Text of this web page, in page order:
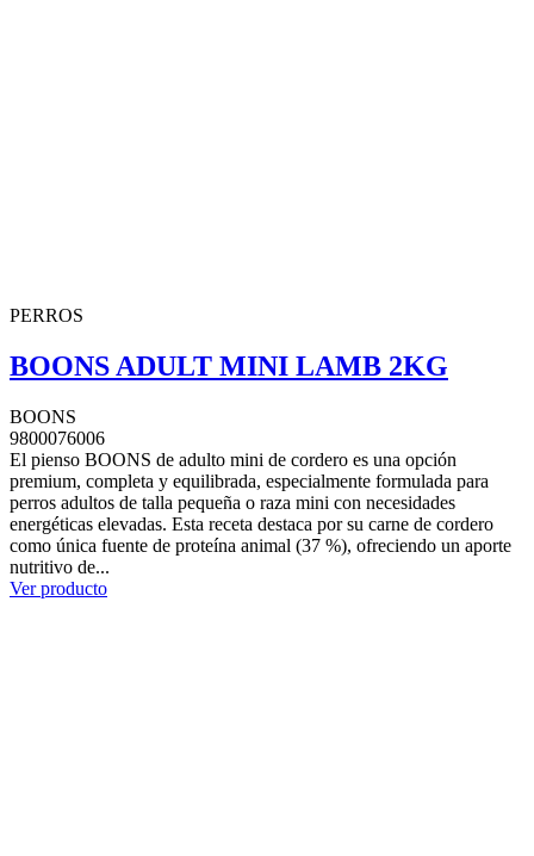
PERROS
BOONS ADULT MINI LAMB 2KG
BOONS
9800076006
El pienso BOONS de adulto mini de cordero es una opción
premium, completa y equilibrada, especialmente formulada para
perros adultos de talla pequeña o raza mini con necesidades
energéticas elevadas. Esta receta destaca por su carne de cordero
como única fuente de proteína animal (37 %), ofreciendo un aporte
nutritivo de...
Ver producto